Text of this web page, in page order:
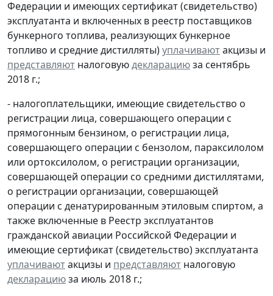
Федерации и имеющих сертификат (свидетельство)
эксплуатанта и включенных в реестр поставщиков
бункерного топлива, реализующих бункерное
топливо и средние дистилляты)уплачиваютакцизы и
представляют налоговуюдекларациюза сентябрь
2018 г.;
- налогоплательщики, имеющие свидетельство о
регистрации лица, совершающего операции с
прямогонным бензином, о регистрации лица,
совершающего операции с бензолом, параксилолом
или ортоксилолом, о регистрации организации,
совершающей операции со средними дистиллятами,
о регистрации организации, совершающей
операции с денатурированным этиловым спиртом, а
также включенные в Реестр эксплуатантов
гражданской авиации Российской Федерации и
имеющие сертификат (свидетельство) эксплуатанта
уплачиваютакцизы и представляют налоговую
декларациюза июль 2018 г.;